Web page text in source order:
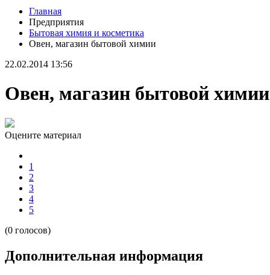
Главная
Предприятия
Бытовая химия и косметика
Овен, магазин бытовой химии
22.02.2014 13:56
Овен, магазин бытовой химии
Оцените материал
1
2
3
4
5
(0 голосов)
Дополнительная информация